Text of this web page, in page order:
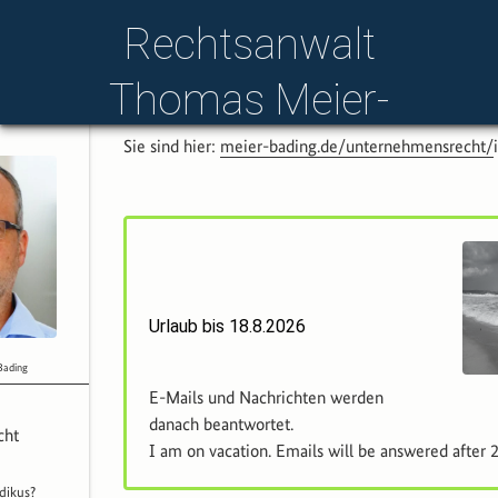
Rechtsanwalt
Thomas Meier-
Bading
Online.
meier-bading.de
Sie sind hier: meier-bading.de/unternehmensrecht/
Urlaub bis 18.8.2026
E-Mails und Nachrichten werden
danach beantwortet.
I am on vacation. Emails will be answered after